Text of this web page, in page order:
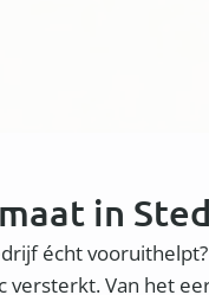
in
écht
Van het